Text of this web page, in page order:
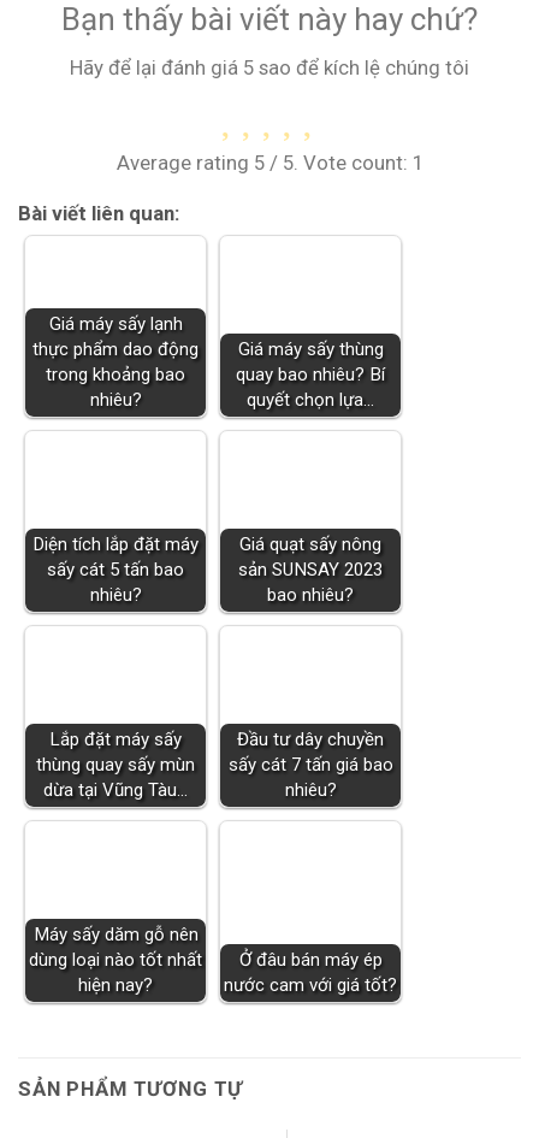
Bạn thấy bài viết này hay chứ?
Hãy để lại đánh giá 5 sao để kích lệ chúng tôi
Average rating 5/ 5. Vote count: 1
Bài viết liên quan:
Giá máy sấy lạnh
thực phẩm dao động
trong khoảng bao
nhiêu?
Giá máy sấy thùng
quay bao nhiêu? Bí
quyết chọn lựa…
Diện tích lắp đặt máy
sấy cát 5 tấn bao
nhiêu?
Giá quạt sấy nông
sản SUNSAY 2023
bao nhiêu?
Lắp đặt máy sấy
thùng quay sấy mùn
dừa tại Vũng Tàu…
Đầu tư dây chuyền
sấy cát 7 tấn giá bao
nhiêu?
Máy sấy dăm gỗ nên
dùng loại nào tốt nhất
hiện nay?
Ở đâu bán máy ép
nước cam với giá tốt?
SẢN PHẨM TƯƠNG TỰ